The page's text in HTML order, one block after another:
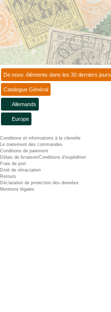
De nouv. éléments dans les 30 derniers jours
Catalogue Général
Allemands
Europe
Conditions et informations à la clientèle
Le traitement des commandes
Conditions de paiement
Délais de livraison/Conditions d'expédition
Frais de port
Droit de rétractation
Retours
Déclaration de protection des données
Mentions légales